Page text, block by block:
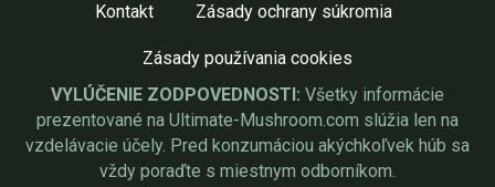
Kontakt Zásady ochrany súkromia
Zásady používania cookies
VYLÚČENIE ZODPOVEDNOSTI: Všetky informácie
prezentované na Ultimate-Mushroom.com slúžia len na
vzdelávacie účely. Pred konzumáciou akýchkoľvek húb sa
vždy poraďte s miestnym odborníkom.